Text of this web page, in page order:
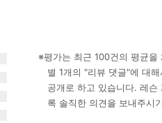
평가는 최근 100건의 평균을
별 1개의 "리뷰 댓글"에 대
공개로 하고 있습니다. 레슨
록 솔직한 의견을 보내주시